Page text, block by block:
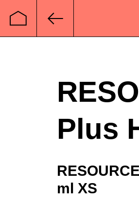
Startseite
Plus
RESOURCE
ml XS